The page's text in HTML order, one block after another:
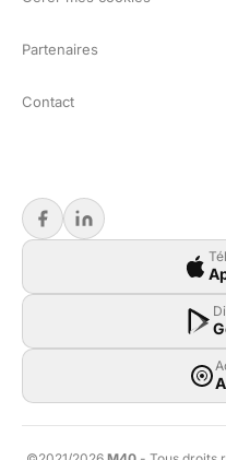
Partenaires
Contact